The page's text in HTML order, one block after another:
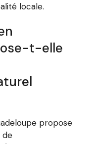
locale.
t-elle
propose
de